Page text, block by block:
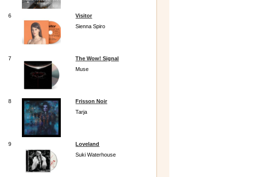
6
Visitor
Sienna Spiro
7
The Wow! Signal
Muse
8
Frisson Noir
Tarja
9
Loveland
Suki Waterhouse